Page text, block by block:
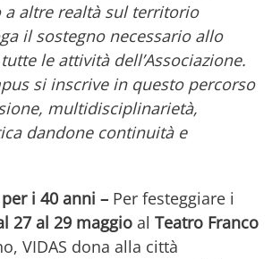
a altre realtà sul territorio
il sostegno necessario allo
le attività dell’Associazione.
si inscrive in questo percorso
multidisciplinarietà,
dandone continuità e
i 40 anni – Per festeggiare i
27 al 29 maggio al Teatro Franco
VIDAS dona alla città